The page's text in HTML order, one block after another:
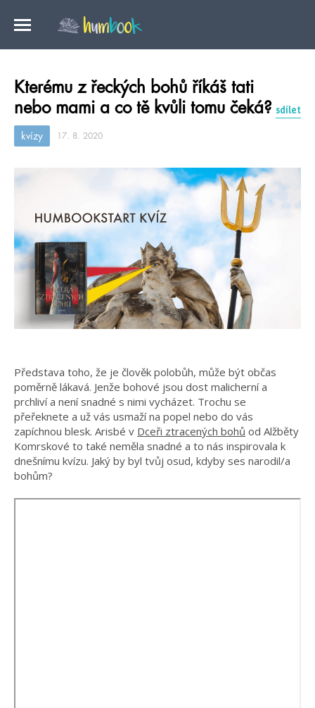
Kterému z řeckých bohů říkáš tati
nebo mami a co tě kvůli tomu čeká? sdílet
kvízy 17. 8. 2020
Představa toho, že je člověk polobůh, může být občas
poměrně lákavá. Jenže bohové jsou dost malicherní a
prchliví a není snadné s nimi vycházet. Trochu se
přeřeknete a už vás usmaží na popel nebo do vás
zapíchnou blesk. Arisbé v Dceři ztracených bohů od Alžběty
Komrskové to také neměla snadné a to nás inspirovala k
dnešnímu kvízu. Jaký by byl tvůj osud, kdyby ses narodil/a
bohům?